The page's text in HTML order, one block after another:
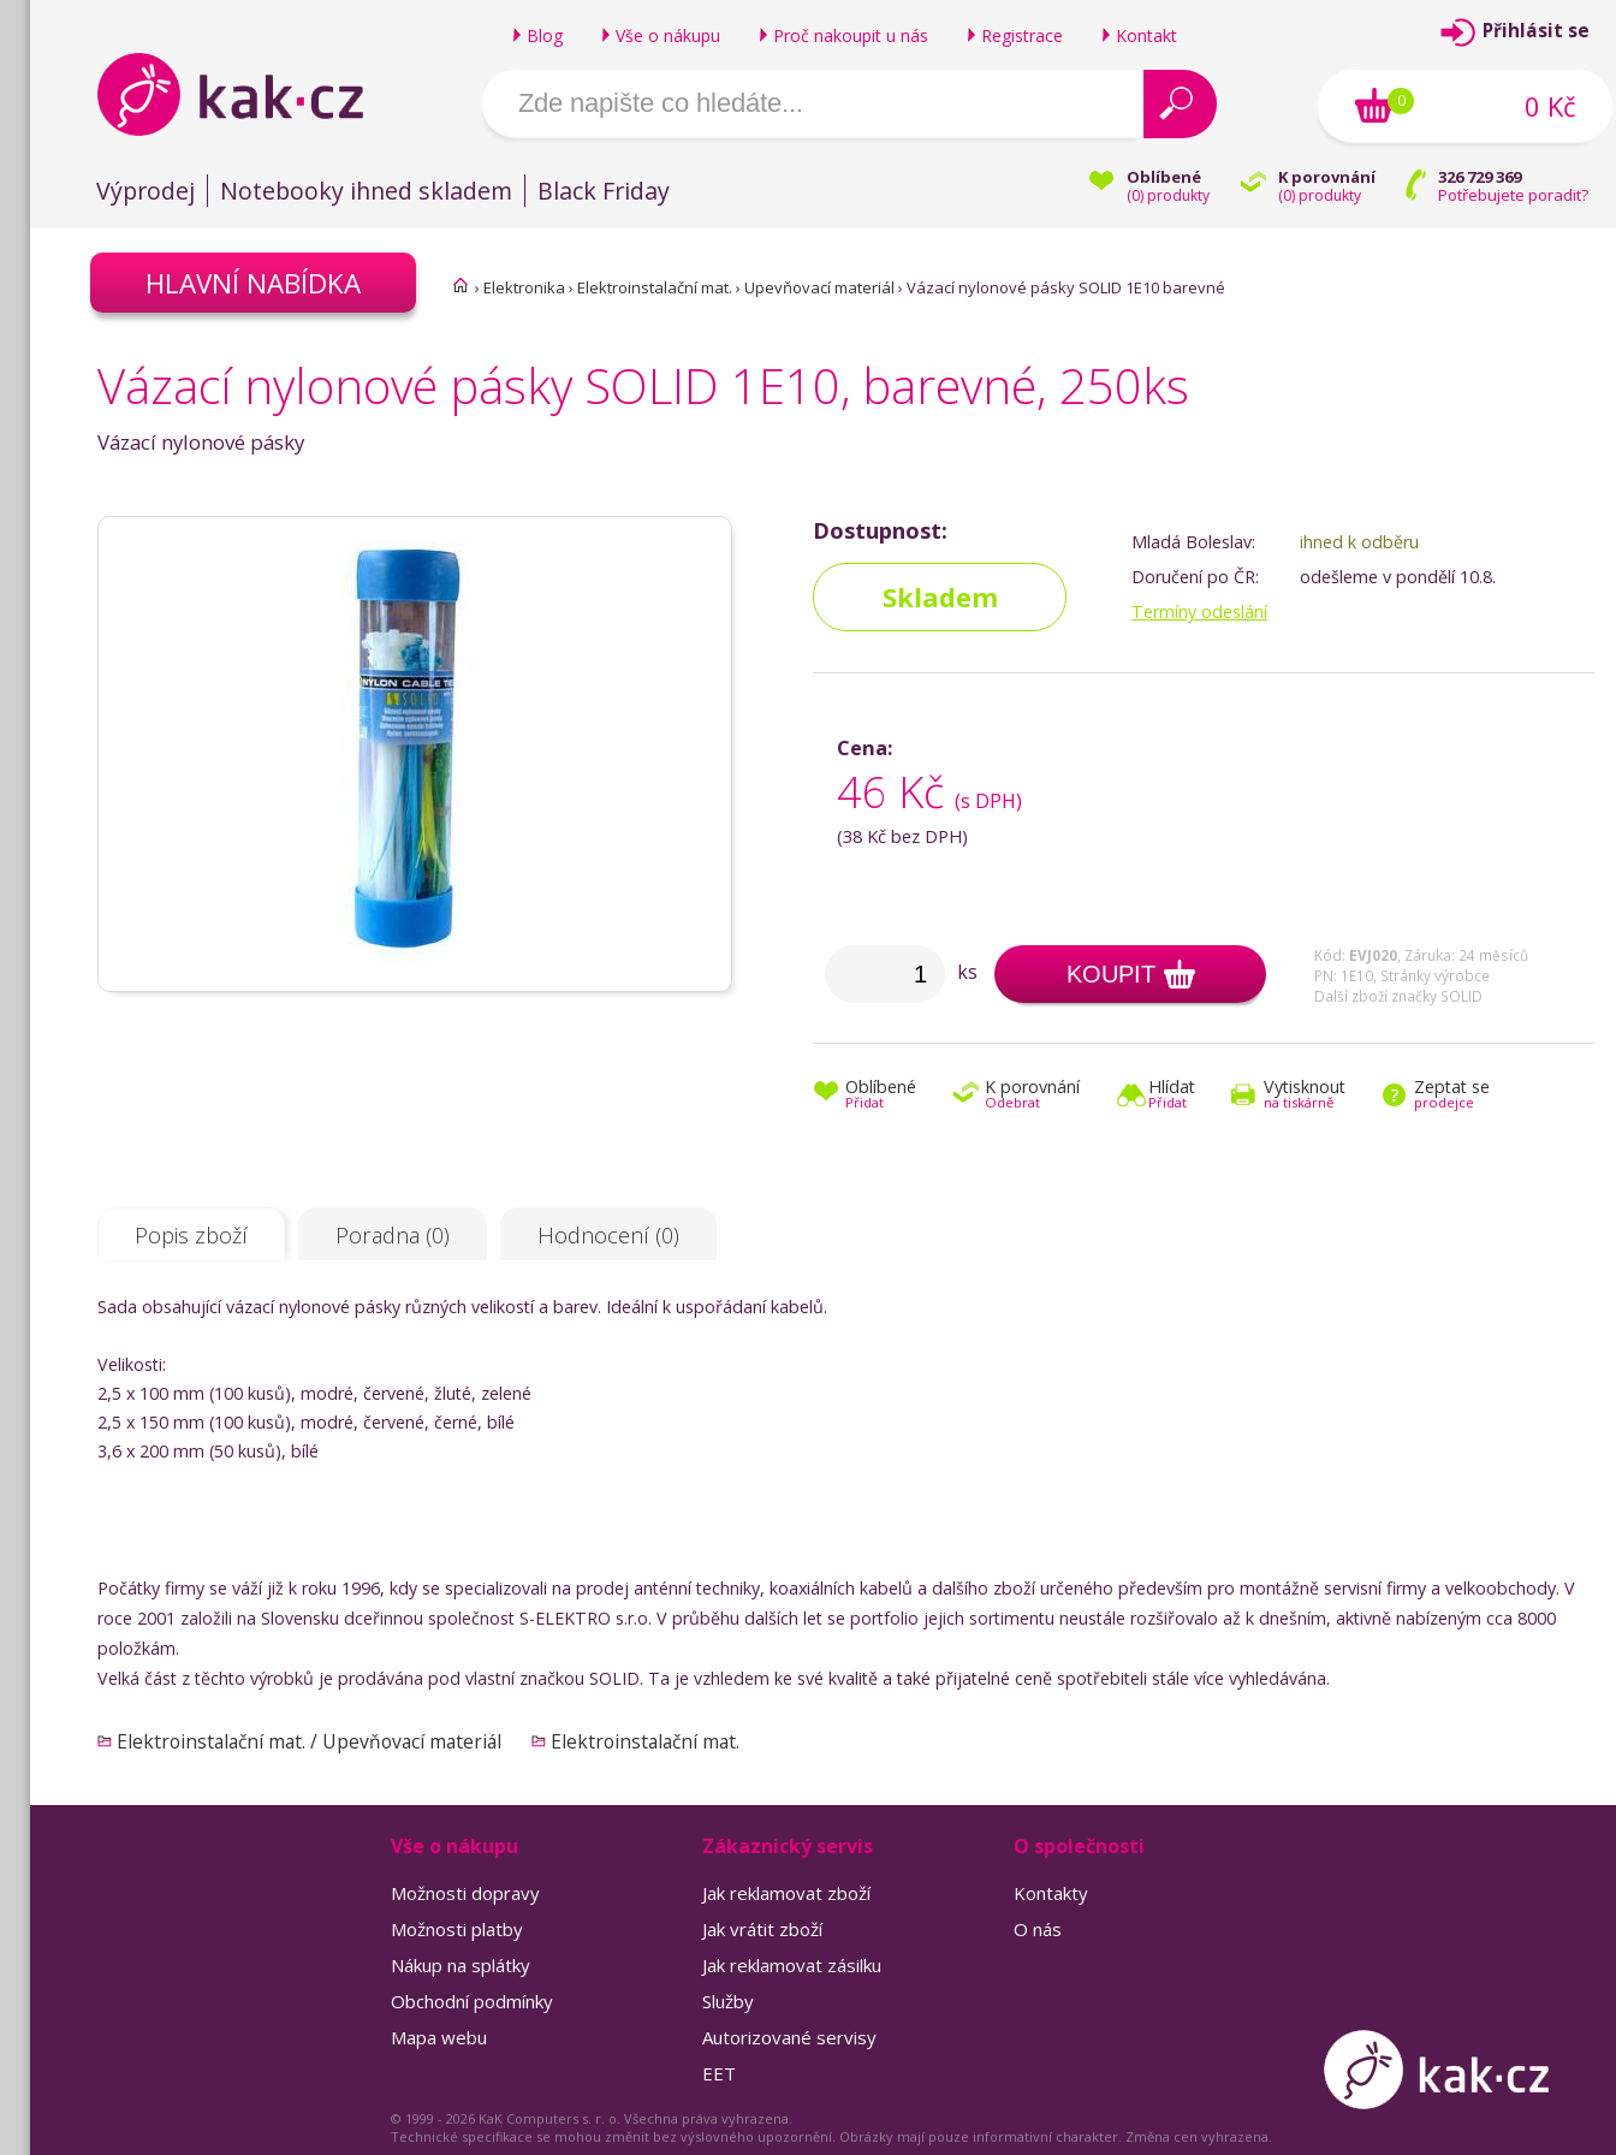
Blog Vše o nákupu Proč nakoupit u nás Registrace Kontakt
Oblíbené
(0) produkty
K porovnání
(0) produkty
326 729 369
Potřebujete poradit?
Výprodej Notebooky ihned skladem Black Friday
Přihlásit se
0 Kč
0
HLAVNÍ NABÍDKA › Elektronika › Elektroinstalační mat. › Upevňovací materiál › Vázací nylonové pásky SOLID 1E10 barevné
Vázací nylonové pásky SOLID 1E10, barevné, 250ks
Vázací nylonové pásky
Dostupnost:
Skladem
Mladá Boleslav:
ihned k odběru
Doručení po ČR:
odešleme v pondělí 10.8.
Termíny odeslání
Cena:
46 Kč (s DPH)
(38 Kč bez DPH)
ks KOUPIT
Kód: EVJ020 Záruka: 24 měsíců
PN: 1E10, Stránky výrobce
Další zboží značky SOLID
Oblíbené
Přidat
K porovnání
Odebrat
Hlídat
Přidat
Vytisknout
na tiskárně
Zeptat se
prodejce
Popis zboží Poradna (0) Hodnocení (0)
Sada obsahující vázací nylonové pásky různých velikostí a barev. Ideální k uspořádaní kabelů.
Velikosti:
2,5 x 100 mm (100 kusů), modré, červené, žluté, zelené
2,5 x 150 mm (100 kusů), modré, červené, černé, bílé
3,6 x 200 mm (50 kusů), bílé
Počátky firmy se váží již k roku 1996, kdy se specializovali na prodej anténní techniky, koaxiálních kabelů a dalšího zboží určeného především pro montážně servisní firmy a velkoobchody. V
roce 2001 založili na Slovensku dceřinnou společnost S-ELEKTRO s.r.o. V průběhu dalších let se portfolio jejich sortimentu neustále rozšiřovalo až k dnešním, aktivně nabízeným cca 8000
položkám.
Velká část z těchto výrobků je prodávána pod vlastní značkou SOLID. Ta je vzhledem ke své kvalitě a také přijatelné ceně spotřebiteli stále více vyhledávána.
Elektroinstalační mat. / Upevňovací materiál Elektroinstalační mat.
Vše o nákupu
Možnosti dopravy
Možnosti platby
Nákup na splátky
Obchodní podmínky
Mapa webu
Zákaznický servis
Jak reklamovat zboží
Jak vrátit zboží
Jak reklamovat zásilku
Služby
Autorizované servisy
EET
O společnosti
Kontakty
O nás
© 1999 - 2026 KaK Computers s. r. o. Všechna práva vyhrazena.
Technické specifikace se mohou změnit bez výslovného upozornění. Obrázky mají pouze informativní charakter. Změna cen vyhrazena.